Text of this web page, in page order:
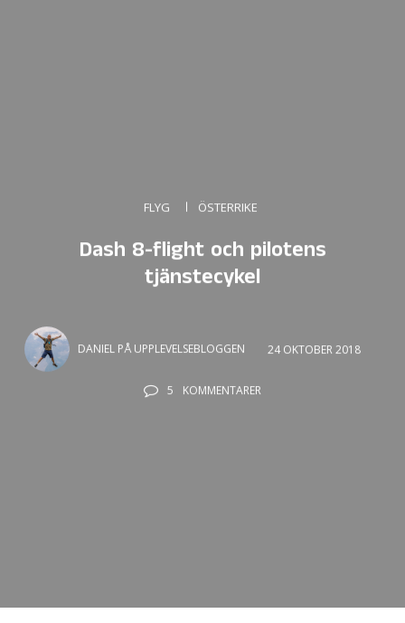
FLYG ÖSTERRIKE
Dash 8-flight och pilotens
tjänstecykel
DANIEL PÅ UPPLEVELSEBLOGGEN 24 OKTOBER 2018
5 KOMMENTARER